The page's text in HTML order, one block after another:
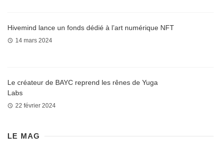
Hivemind lance un fonds dédié à l’art numérique NFT
14 mars 2024
Le créateur de BAYC reprend les rênes de Yuga
Labs
22 février 2024
LE MAG